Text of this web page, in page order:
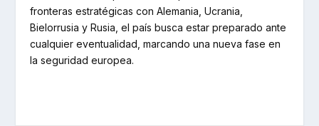
fronteras estratégicas con Alemania, Ucrania,
Bielorrusia y Rusia, el país busca estar preparado ante
cualquier eventualidad, marcando una nueva fase en
la seguridad europea.